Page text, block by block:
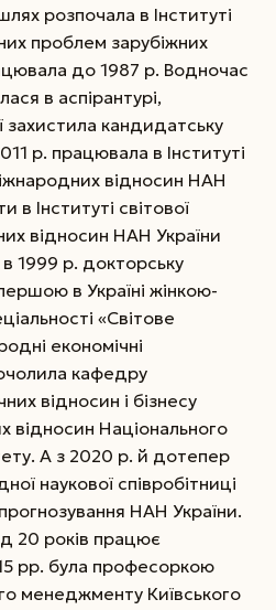
розпочала в Інституті
проблем зарубіжних
до 1987 р. Водночас
в аспірантурі,
захистила кандидатську
р. працювала в Інституті
відносин НАН
в Інституті світової
відносин НАН України
1999 р. докторську
в Україні жінкою-
«Світове
економічні
кафедру
відносин і бізнесу
відносин Національного
А з 2020 р. й дотепер
наукової співробітниці
НАН України.
20 років працює
рр. була професоркою
менеджменту Київського